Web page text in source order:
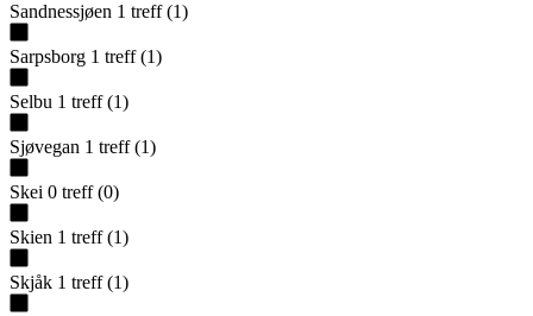
Sandnessjøen 1 treff (1)
Sarpsborg 1 treff (1)
Selbu 1 treff (1)
Sjøvegan 1 treff (1)
Skei 0 treff (0)
Skien 1 treff (1)
Skjåk 1 treff (1)